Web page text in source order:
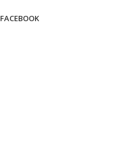
FACEBOOK